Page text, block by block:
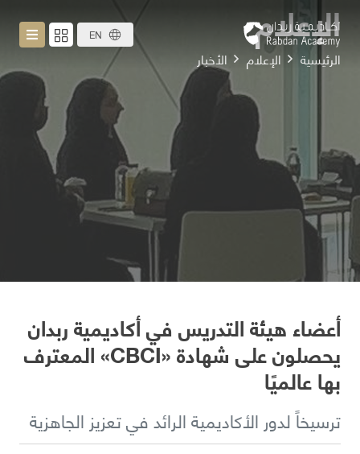
EN الإعلام
الرئيسية الإعلام الأخبار
أعضاء هيئة التدريس في أكاديمية ربدان
يحصلون على شهادة «CBCI» المعترف
بها عالميًا
ترسيخاً لدور الأكاديمية الرائد في تعزيز الجاهزية